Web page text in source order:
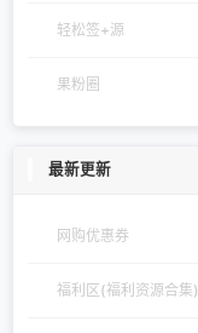
轻松签+源
果粉圈
最新更新
网购优惠券
福利区(福利资源合集)